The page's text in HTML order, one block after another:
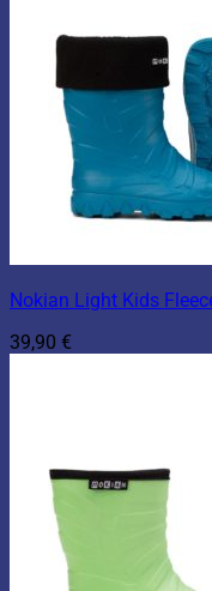
Nokian Light Kids
39,90 €